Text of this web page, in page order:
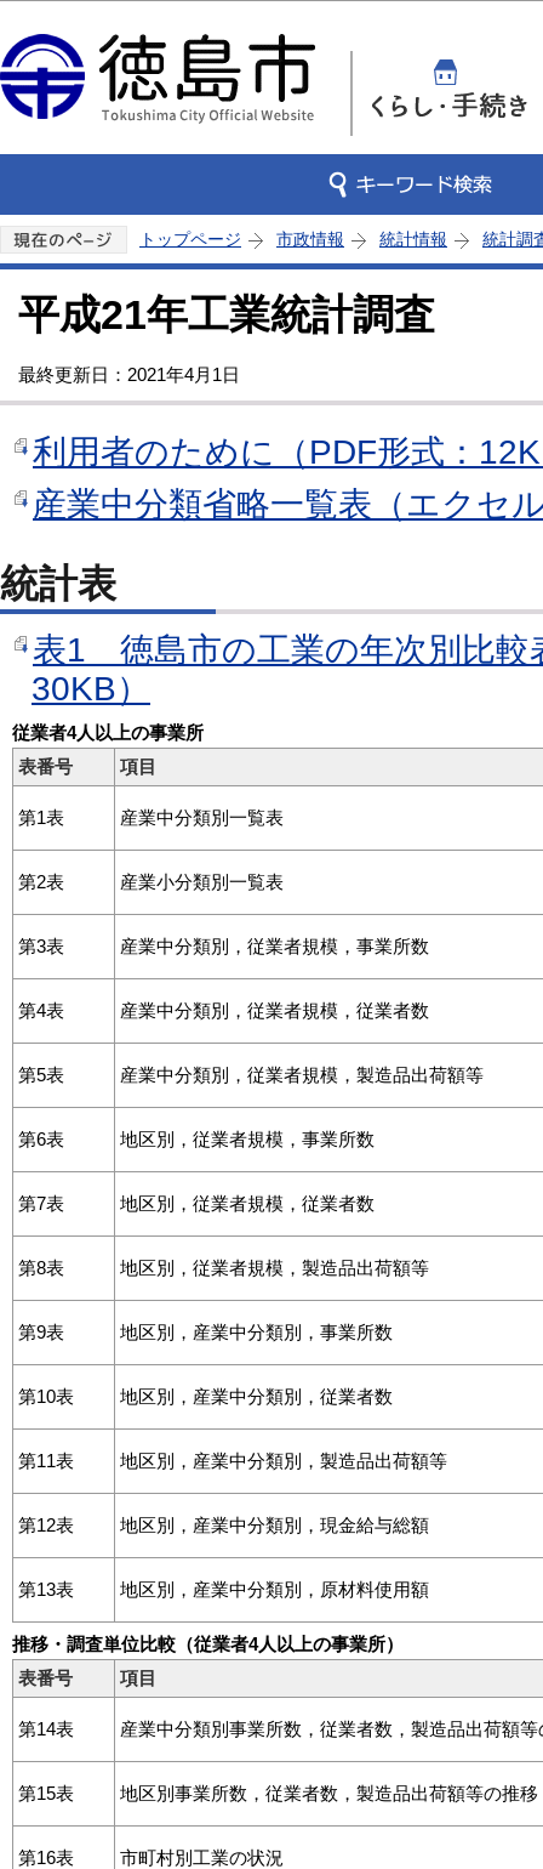
トップページ 市政情報 統計情報 統計調
平成21年工業統計調査
最終更新日：2021年4月1日
利用者のために（PDF形式：
産業中分類省略一覧表（エクセ
統計表
表1 徳島市の工業の年次別比較
30KB）
従業者4人以上の事業所
表番号
項目
第1表 産業中分類別一覧表
第2表 産業小分類別一覧表
第3表 産業中分類別，従業者規模，事業所数
第4表 産業中分類別，従業者規模，従業者数
第5表 産業中分類別，従業者規模，製造品出荷額等
第6表 地区別，従業者規模，事業所数
第7表 地区別，従業者規模，従業者数
第8表 地区別，従業者規模，製造品出荷額等
第9表 地区別，産業中分類別，事業所数
第10表 地区別，産業中分類別，従業者数
第11表 地区別，産業中分類別，製造品出荷額等
第12表 地区別，産業中分類別，現金給与総額
第13表 地区別，産業中分類別，原材料使用額
推移・調査単位比較（従業者4人以上の事業所）
表番号
項目
第14表 産業中分類別事業所数，従業者数，製造品出荷額等
第15表 地区別事業所数，従業者数，製造品出荷額等の推移
第16表 市町村別工業の状況